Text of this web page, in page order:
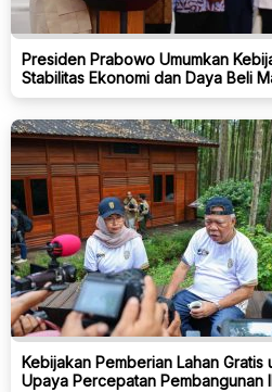
Presiden Prabowo Umumkan
Stabilitas Ekonomi dan Daya Beli
Kebijakan Pemberian Lahan Gratis
Upaya Percepatan Pembangunan